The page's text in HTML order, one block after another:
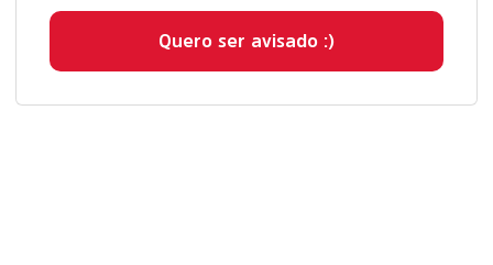
Quero ser avisado :)